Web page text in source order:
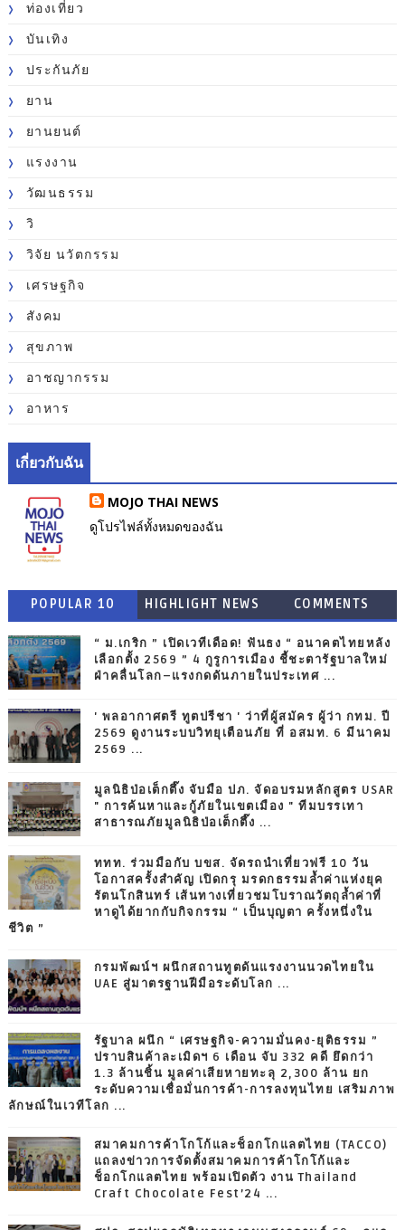
ท่องเที่ยว
บันเทิง
ประกันภัย
ยาน
ยานยนต์
แรงงาน
วัฒนธรรม
วิ
วิจัย นวัตกรรม
เศรษฐกิจ
สังคม
สุขภาพ
อาชญากรรม
อาหาร
เกี่ยวกับฉัน
MOJO THAI NEWS
ดูโปรไฟล์ทั้งหมดของฉัน
POPULAR 10 HIGHLIGHT NEWS COMMENTS
“ ม.เกริก ” เปิดเวทีเดือด! ฟันธง “ อนาคตไทยหลัง
เลือกตั้ง 2569 ” 4 กูรูการเมือง ชี้ชะตารัฐบาลใหม่
ฝ่าคลื่นโลก–แรงกดดันภายในประเทศ ...
' พลอากาศตรี ทูตปรีชา ' ว่าที่ผู้สมัคร ผู้ว่า กทม. ปี
2569 ดูงานระบบวิทยุเตือนภัย ที่ อสมท. 6 มีนาคม
2569 ...
มูลนิธิป่อเต็กตึ๊ง จับมือ ปภ. จัดอบรมหลักสูตร USAR
" การค้นหาและกู้ภัยในเขตเมือง " ทีมบรรเทา
สาธารณภัยมูลนิธิป่อเต็กตึ๊ง ...
ททท. ร่วมมือกับ บขส. จัดรถนำเที่ยวฟรี 10 วัน
โอกาสครั้งสำคัญ เปิดกรุ มรดกธรรมล้ำค่าแห่งยุค
รัตนโกสินทร์ เส้นทางเที่ยวชมโบราณวัตถุล้ำค่าที่
หาดูได้ยากกับกิจกรรม “ เป็นบุญตา ครั้งหนึ่งใน
ชีวิต ”
กรมพัฒน์ฯ ผนึกสถานทูตดันแรงงานนวดไทยใน
UAE สู่มาตรฐานฝีมือระดับโลก ...
รัฐบาล ผนึก “ เศรษฐกิจ-ความมั่นคง-ยุติธรรม ”
ปราบสินค้าละเมิดฯ 6 เดือน จับ 332 คดี ยึดกว่า
1.3 ล้านชิ้น มูลค่าเสียหายทะลุ 2,300 ล้าน ยก
ระดับความเชื่อมั่นการค้า-การลงทุนไทย เสริมภาพ
ลักษณ์ในเวทีโลก ...
สมาคมการค้าโกโก้และช็อกโกแลตไทย (TACCO)
แถลงข่าวการจัดตั้งสมาคมการค้าโกโก้และ
ช็อกโกแลตไทย พร้อมเปิดตัว งาน Thailand
Craft Chocolate Fest’24 ...